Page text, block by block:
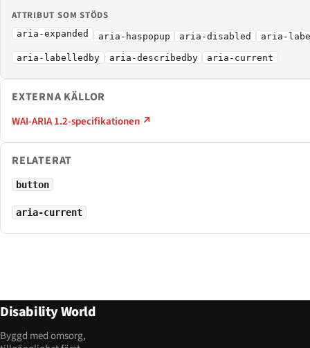
ATTRIBUT SOM STÖDS
aria-expanded aria-haspopup aria-disabled aria-
aria-labelledby aria-describedby aria-current
EXTERNA KÄLLOR
WAI-ARIA 1.2-specifikationen ↗
RELATERAT
button
aria-current
Disability World
Byggd med omsorg,